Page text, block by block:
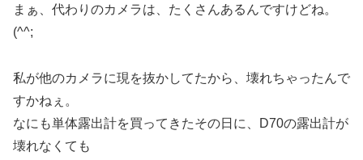
まぁ、代わりのカメラは、たくさんあるんですけどね。
(^^;
私が他のカメラに現を抜かしてたから、壊れちゃったんで
すかねぇ。
なにも単体露出計を買ってきたその日に、D70の露出計が
壊れなくても